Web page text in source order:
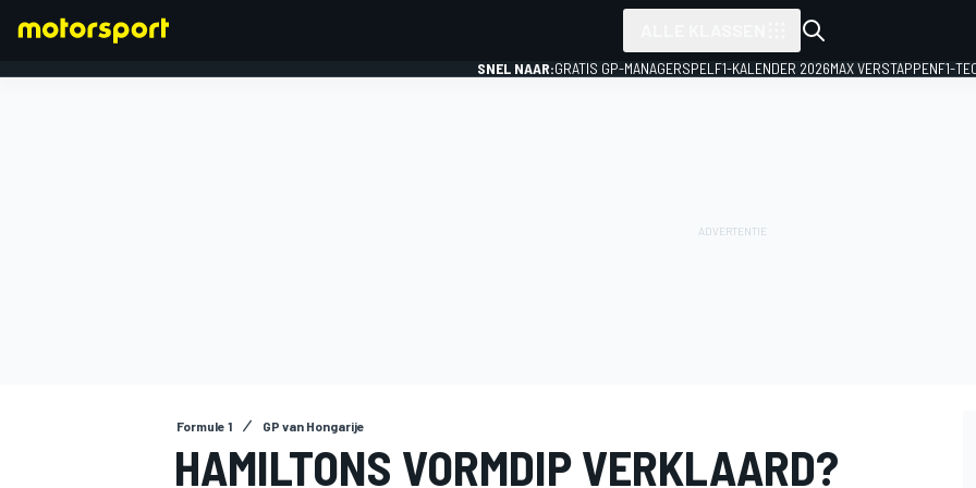
SNEL NAAR:GRATIS GP-MANAGERSPEL F1-KALENDER 2026MAX VERSTAPPENF1-
Formule 1 GP van Hongarije
HAMILTONS VORMDIP VERKLAARD?